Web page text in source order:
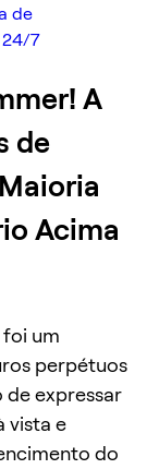
de
24/7
A
de
Acima
um
perpétuos
expressar
vista e
do